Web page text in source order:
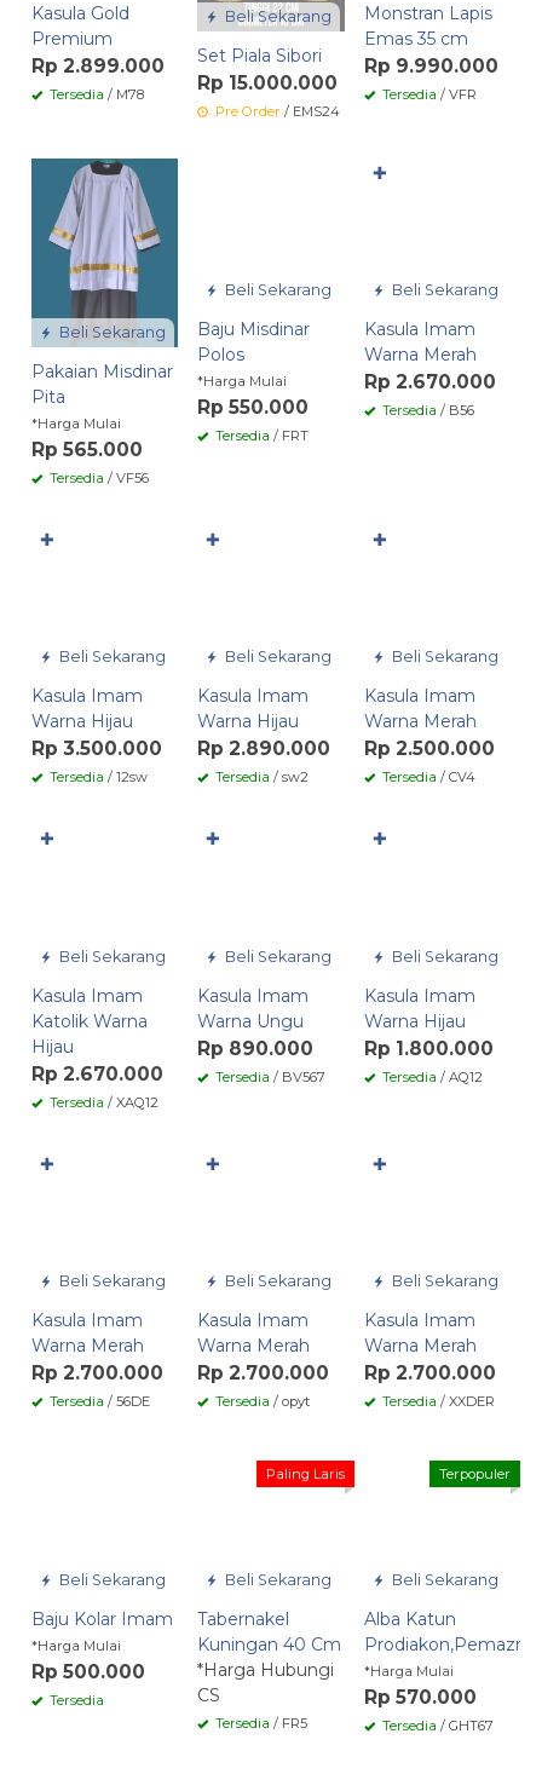
Kasula Gold
Premium
Rp 2.899.000
Tersedia / M78
Beli Sekarang
Set Piala Sibori
Rp 15.000.000
Pre Order / EMS24
Monstran Lapis
Emas 35 cm
Rp 9.990.000
Tersedia / VFR
Beli Sekarang
Pakaian Misdinar
Pita
*Harga Mulai
Rp 565.000
Tersedia / VF56
Beli Sekarang
Baju Misdinar
Polos
*Harga Mulai
Rp 550.000
Tersedia / FRT
Beli Sekarang
Kasula Imam
Warna Merah
Rp 2.670.000
Tersedia / B56
✚
Beli Sekarang
Kasula Imam
Warna Hijau
Rp 3.500.000
Tersedia / 12sw
✚
Beli Sekarang
Kasula Imam
Warna Hijau
Rp 2.890.000
Tersedia / sw2
✚
Beli Sekarang
Kasula Imam
Warna Merah
Rp 2.500.000
Tersedia / CV4
✚
Beli Sekarang
Kasula Imam
Katolik Warna
Hijau
Rp 2.670.000
Tersedia / XAQ12
✚
Beli Sekarang
Kasula Imam
Warna Ungu
Rp 890.000
Tersedia / BV567
✚
Beli Sekarang
Kasula Imam
Warna Hijau
Rp 1.800.000
Tersedia / AQ12
✚
Beli Sekarang
Kasula Imam
Warna Merah
Rp 2.700.000
Tersedia / 56DE
✚
Beli Sekarang
Kasula Imam
Warna Merah
Rp 2.700.000
Tersedia / opyt
✚
Beli Sekarang
Kasula Imam
Warna Merah
Rp 2.700.000
Tersedia / XXDER
✚
Beli Sekarang
Baju Kolar Imam
*Harga Mulai
Rp 500.000
Tersedia
Beli Sekarang
Paling Laris
Tabernakel
Kuningan 40 Cm
*Harga Hubungi
CS
Tersedia / FR5
Beli Sekarang
Terpopuler
Alba Katun
*Harga Mulai
Rp 570.000
Tersedia / GHT67